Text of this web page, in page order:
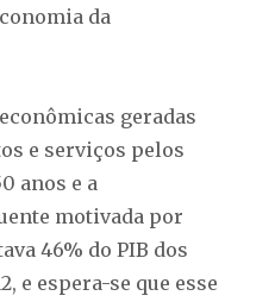
da
geradas
e serviços pelos
anos e a
motivada por
46% do PIB dos
e espera-se que esse